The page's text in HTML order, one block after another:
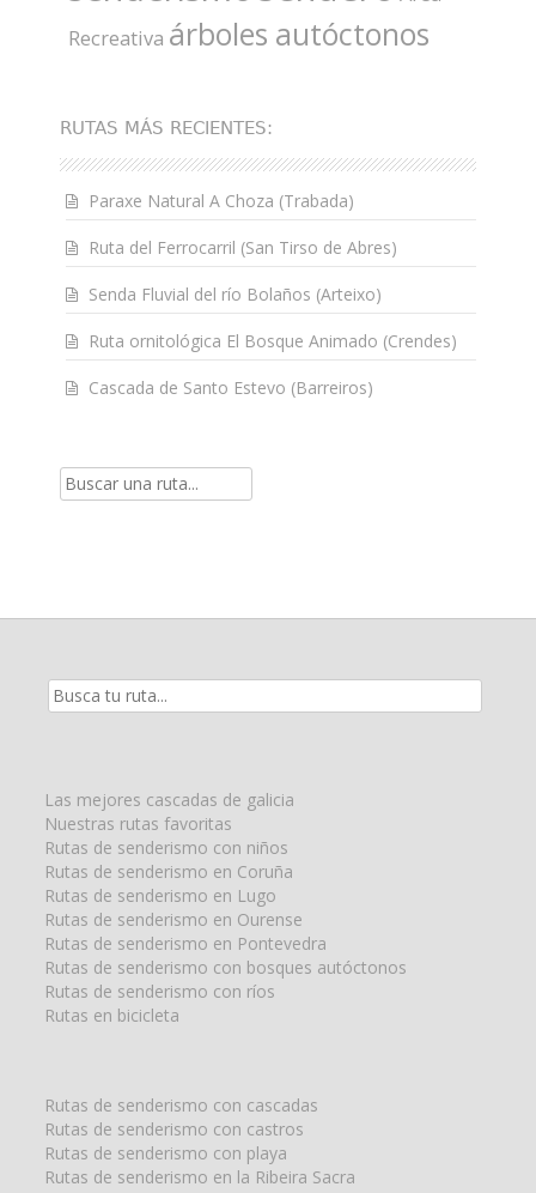
Recreativa árboles autóctonos
RUTAS MÁS RECIENTES:
Paraxe Natural A Choza (Trabada)
Ruta del Ferrocarril (San Tirso de Abres)
Senda Fluvial del río Bolaños (Arteixo)
Ruta ornitológica El Bosque Animado (Crendes)
Cascada de Santo Estevo (Barreiros)
Resultados
Las mejores cascadas de galicia
Nuestras rutas favoritas
Rutas de senderismo con niños
Rutas de senderismo en Coruña
Rutas de senderismo en Lugo
Rutas de senderismo en Ourense
Rutas de senderismo en Pontevedra
Rutas de senderismo con bosques autóctonos
Rutas de senderismo con ríos
Rutas en bicicleta
Rutas de senderismo con cascadas
Rutas de senderismo con castros
Rutas de senderismo con playa
Rutas de senderismo en la Ribeira Sacra